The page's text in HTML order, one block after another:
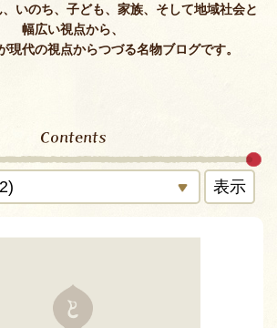
いのち、子ども、家族、そして地域社会と
幅広い視点から、
現代の視点からつづる名物ブログです。
Contents
表示